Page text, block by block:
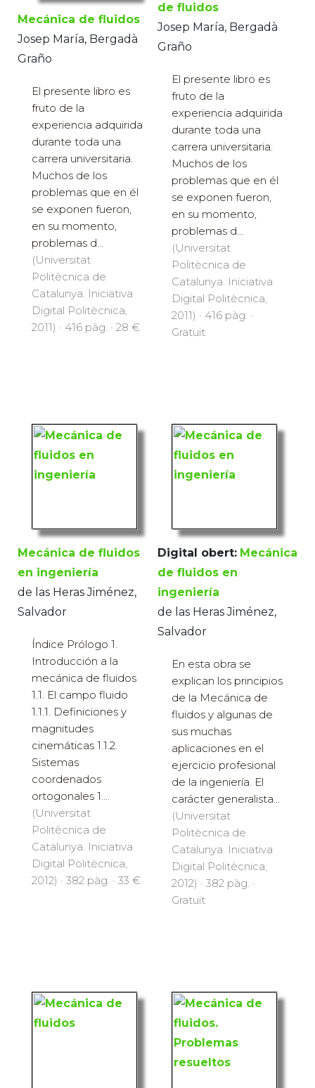
Mecánica de fluidos
Josep María, Bergadà
Graño
El presente libro es
fruto de la
experiencia adquirida
durante toda una
carrera universitaria.
Muchos de los
problemas que en él
se exponen fueron,
en su momento,
problemas d...
(Universitat
Politècnica de
Catalunya. Iniciativa
Digital Politècnica,
2011) · 416 pàg. · 28 €
de fluidos
Josep María, Bergadà
Graño
El presente libro es
fruto de la
experiencia adquirida
durante toda una
carrera universitaria.
Muchos de los
problemas que en él
se exponen fueron,
en su momento,
problemas d...
(Universitat
Politècnica de
Catalunya. Iniciativa
Digital Politècnica,
2011) · 416 pàg. ·
Gratuït
Mecánica de fluidos
en ingeniería
de las Heras Jiménez,
Salvador
Índice Prólogo 1.
Introducción a la
mecánica de fluidos
1.1. El campo fluido
1.1.1. Definiciones y
magnitudes
cinemáticas 1.1.2.
Sistemas
coordenados
ortogonales 1....
(Universitat
Politècnica de
Catalunya. Iniciativa
Digital Politècnica,
2012) · 382 pàg. · 33 €
Digital obert: Mecánica
de fluidos en
ingeniería
de las Heras Jiménez,
Salvador
En esta obra se
explican los principios
de la Mecánica de
fluidos y algunas de
sus muchas
aplicaciones en el
ejercicio profesional
de la ingeniería. El
carácter generalista...
(Universitat
Politècnica de
Catalunya. Iniciativa
Digital Politècnica,
2012) · 382 pàg. ·
Gratuït